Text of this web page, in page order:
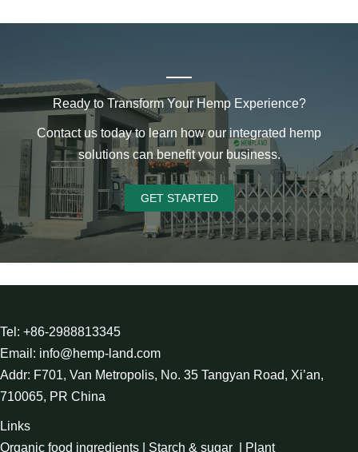
Ready to Transform Your Hemp Experience?
Contact us today to learn how our integrated hemp
solutions can benefit your business.
GET STARTED
Tel: +86-2988813345
Email: info@hemp-land.com
Addr: F701, Van Metropolis, No. 35 Tangyan Road, Xi’an,
710065, PR China
Links
Organic food ingredients
Starch & sugar Plant